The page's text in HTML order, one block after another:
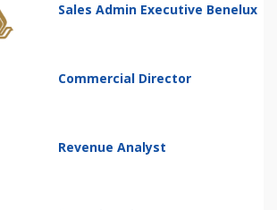
Sales Admin Executive Benelux
Commercial Director
Revenue Analyst